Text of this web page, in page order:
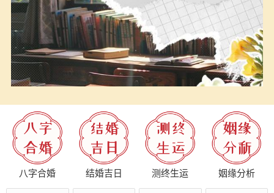
八字合婚 结婚吉日 测终生运 姻缘分析